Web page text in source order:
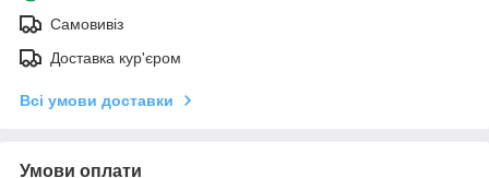
Самовивіз
Доставка кур'єром
Всі умови доставки
Умови оплати